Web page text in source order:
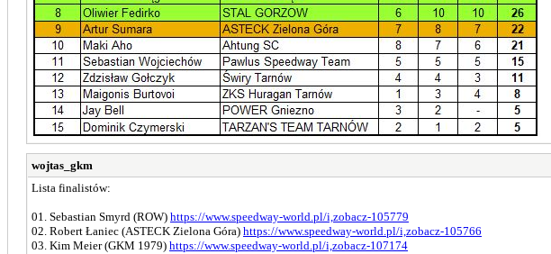
wojtas_gkm
Lista finalistów:
01. Sebastian Smyrd (ROW) https://www.speedway-world.pl/i,zobacz-105779
02. Robert Łaniec (ASTECK Zielona Góra) https://www.speedway-world.pl/i,zobacz-105766
03. Kim Meier (GKM 1979) https://www.speedway-world.pl/i,zobacz-107174